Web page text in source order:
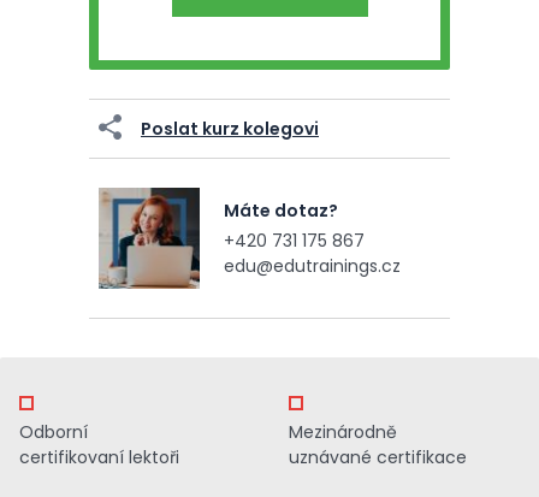
Poslat kurz kolegovi
Máte dotaz?
+420 731 175 867
edu@edutrainings.cz
Odborní
certifikovaní lektoři
Mezinárodně
uznávané certifikace